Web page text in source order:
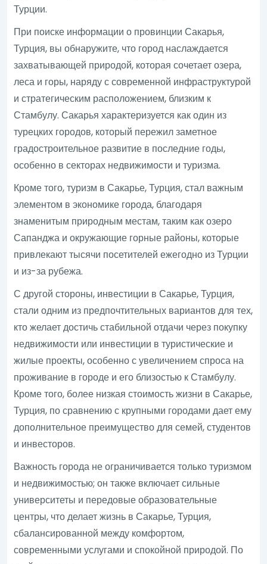
Турции.
При поиске информации о провинции Сакарья,
Турция, вы обнаружите, что город наслаждается
захватывающей природой, которая сочетает озера,
леса и горы, наряду с современной инфраструктурой
и стратегическим расположением, близким к
Стамбулу. Сакарья характеризуется как один из
турецких городов, который пережил заметное
градостроительное развитие в последние годы,
особенно в секторах недвижимости и туризма.
Кроме того, туризм в Сакарье, Турция, стал важным
элементом в экономике города, благодаря
знаменитым природным местам, таким как озеро
Сапанджа и окружающие горные районы, которые
привлекают тысячи посетителей ежегодно из Турции
и из-за рубежа.
С другой стороны, инвестиции в Сакарье, Турция,
стали одним из предпочтительных вариантов для тех,
кто желает достичь стабильной отдачи через покупку
недвижимости или инвестиции в туристические и
жилые проекты, особенно с увеличением спроса на
проживание в городе и его близостью к Стамбулу.
Кроме того, более низкая стоимость жизни в Сакарье,
Турция, по сравнению с крупными городами дает ему
дополнительное преимущество для семей, студентов
и инвесторов.
Важность города не ограничивается только туризмом
и недвижимостью; он также включает сильные
университеты и передовые образовательные
центры, что делает жизнь в Сакарье, Турция,
сбалансированной между комфортом,
современными услугами и спокойной природой. По